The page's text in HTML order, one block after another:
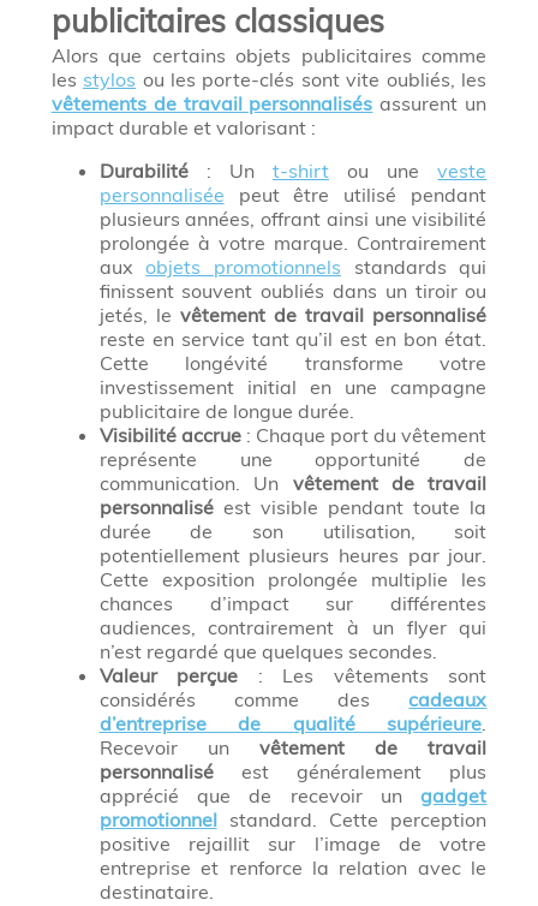
publicitaires classiques
Alors que certains objets publicitaires comme
les stylos ou les porte-clés sont vite oubliés, les
vêtements de travail personnalisés assurent un
impact durable et valorisant :
Durabilité: Un t-shirt ou uneveste
personnalisée peut être utilisé pendant
plusieurs années, offrant ainsi une visibilité
prolongée à votre marque. Contrairement
auxobjets promotionnels standards qui
finissent souvent oubliés dans un tiroir ou
jetés, le vêtement de travail personnalisé
reste en service tant qu’il est en bon état.
Cette longévité transforme votre
investissement initial en une campagne
publicitaire de longue durée.
Visibilité accrue: Chaque port du vêtement
représente une opportunité de
communication. Un vêtement de travail
personnaliséest visible pendant toute la
durée de son utilisation, soit
potentiellement plusieurs heures par jour.
Cette exposition prolongée multiplie les
chances d’impact sur différentes
audiences, contrairement à un flyer qui
n’est regardé que quelques secondes.
Valeur perçue : Les vêtements sont
considérés comme descadeaux
d’entreprise de qualité supérieure.
Recevoir un vêtement de travail
personnaliséest généralement plus
apprécié que de recevoir ungadget
promotionnelstandard. Cette perception
positive rejaillit sur l’image de votre
entreprise et renforce la relation avec le
destinataire.